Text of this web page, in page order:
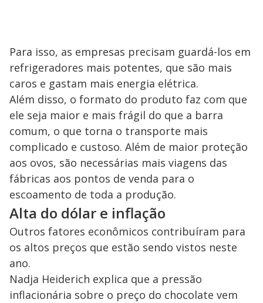
Para isso, as empresas precisam guardá-los em
refrigeradores mais potentes, que são mais
caros e gastam mais energia elétrica.
Além disso, o formato do produto faz com que
ele seja maior e mais frágil do que a barra
comum, o que torna o transporte mais
complicado e custoso. Além de maior proteção
aos ovos, são necessárias mais viagens das
fábricas aos pontos de venda para o
escoamento de toda a produção.
Alta do dólar e inflação
Outros fatores econômicos contribuíram para
os altos preços que estão sendo vistos neste
ano.
Nadja Heiderich explica que a pressão
inflacionária sobre o preço do chocolate vem